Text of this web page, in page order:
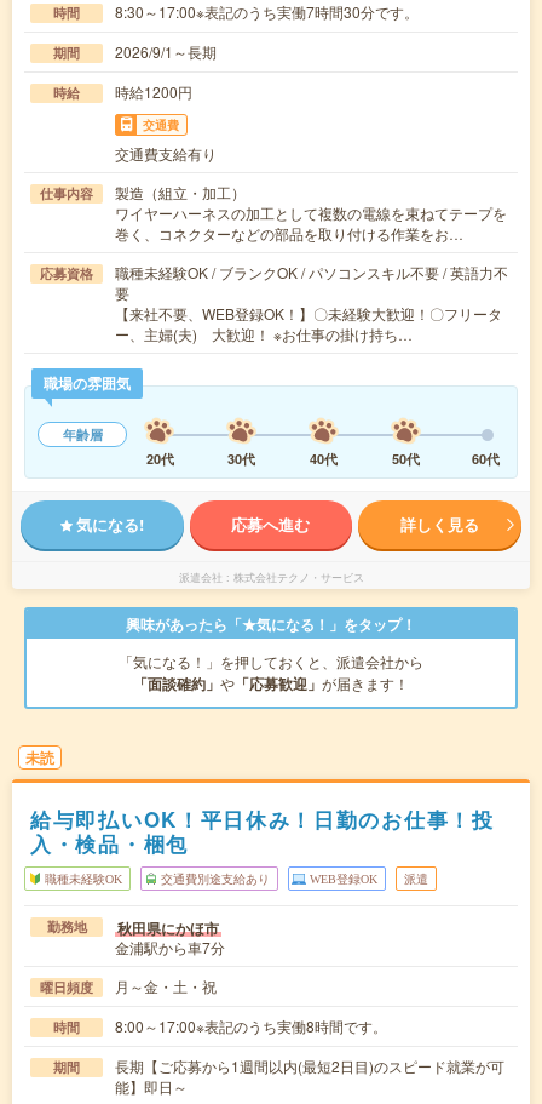
時間 8:30～17:00※表記のうち実働7時間30分です。
期間 2026/9/1～長期
時給 時給1200円
交通費
交通費支給有り
仕事内容
製造（組立・加工）
ワイヤーハーネスの加工として複数の電線を束ねてテープを
巻く、コネクターなどの部品を取り付ける作業をお…
応募資格
職種未経験OK / ブランクOK / パソコンスキル不要 / 英語力不
要
【来社不要、WEB登録OK！】〇未経験大歓迎！〇フリータ
ー、主婦(夫) 大歓迎！ ※お仕事の掛け持ち…
職場の雰囲気
年齢層
20代
30代 40代 50代 60代
気になる! 応募へ進む 詳しく見る
派遣会社 株式会社テクノ・サービス
興味があったら「★気になる！」をタップ！
「気になる！」を押しておくと、派遣会社から
「面談確約」 や 「応募歓迎」 が届きます！
未読
給与即払いOK！平日休み！日勤のお仕事！投
入・検品・梱包
職種未経験OK 交通費別途支給あり WEB登録OK 派遣
勤務地 秋田県にかほ市
金浦駅から車7分
曜日頻度 月～金・土・祝
時間 8:00～17:00※表記のうち実働8時間です。
期間
長期【ご応募から1週間以内(最短2日目)のスピード就業が可
能】即日～